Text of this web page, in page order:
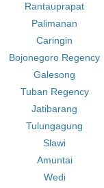
Rantauprapat
Palimanan
Caringin
Bojonegoro Regency
Galesong
Tuban Regency
Jatibarang
Tulungagung
Slawi
Amuntai
Wedi